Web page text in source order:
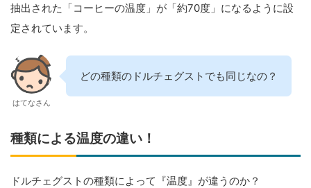
抽出された「コーヒーの温度」が「約70度」になるように設
定されています。
はてなさん
どの種類のドルチェグストでも同じなの？
種類による温度の違い！
ドルチェグストの種類によって『温度』が違うのか？